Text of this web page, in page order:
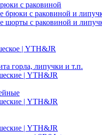
с раковиной
брюки с раковиной и
шорты с раковиной и
| YTH&JR
горла, липучки и т.п.
| YTH&JR
| YTH&JR
| YTH&JR